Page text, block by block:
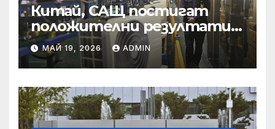
Китай, САЩ постигат
положителни резултати в
икономическите и
търговски консултации:
министерство
МАЙ 19, 2026 ADMIN